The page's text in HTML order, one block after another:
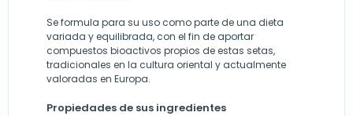
Se formula para su uso como parte de una dieta
variada y equilibrada, con el fin de aportar
compuestos bioactivos propios de estas setas,
tradicionales en la cultura oriental y actualmente
valoradas en Europa.
Propiedades de sus ingredientes